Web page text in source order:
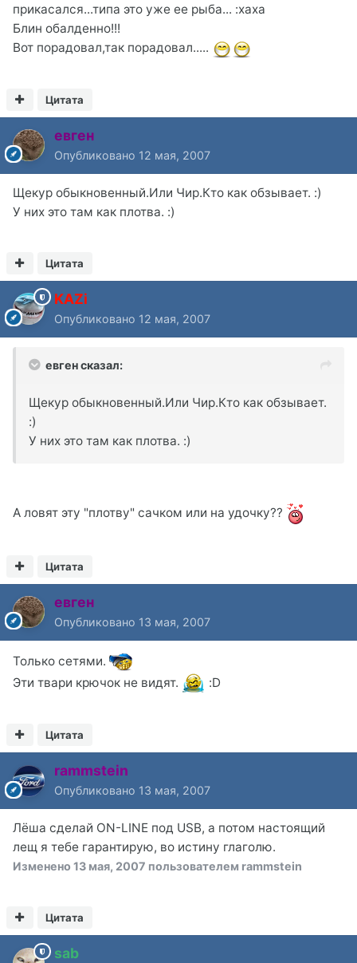
прикасался...типа это уже ее рыба... :xaxa
Блин обалденно!!!
Вот порадовал,так порадовал.....
Цитата
евген
Опубликовано 12 мая, 2007
Щекур обыкновенный.Или Чир.Кто как обзывает. :)
У них это там как плотва. :)
Цитата
KAZi
Опубликовано 12 мая, 2007
евген сказал:
Щекур обыкновенный.Или Чир.Кто как обзывает.
:)
У них это там как плотва. :)
А ловят эту "плотву" сачком или на удочку??
Цитата
евген
Опубликовано 13 мая, 2007
Только сетями.
Эти твари крючок не видят.
:D
Цитата
rammstein
Опубликовано 13 мая, 2007
Лёша сделай ON-LINE под USB, а потом настоящий
лещ я тебе гарантирую, во истину глаголю.
Изменено 13 мая, 2007 пользователем rammstein
Цитата
sab